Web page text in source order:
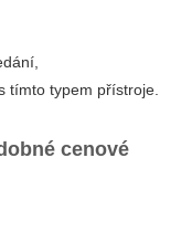
tímto typem přístroje.
cenové